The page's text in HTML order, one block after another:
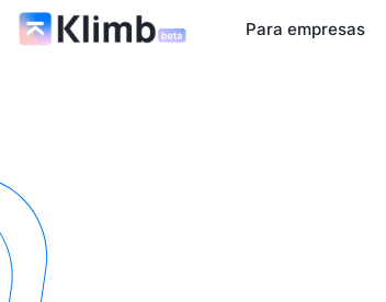
Para empresas